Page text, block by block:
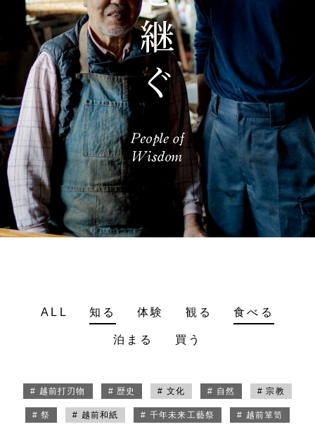
ALL 知る 体験 観る 食べる
泊まる 買う
# 越前打刃物 # 歴史 # 文化 # 自然 # 宗教
# 祭 # 越前和紙 # 千年未来工藝祭 # 越前箪笥